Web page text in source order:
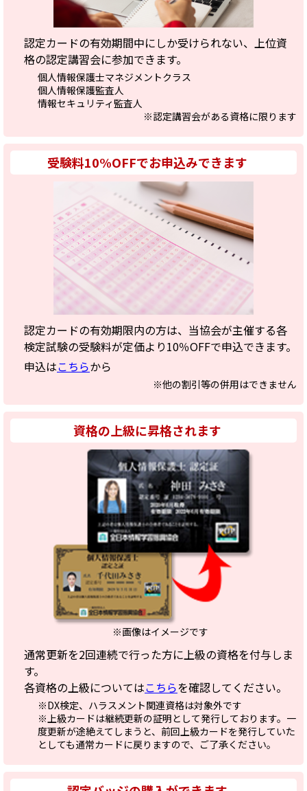
認定カードの有効期間中にしか受けられない、上位資
格の認定講習会に参加できます。
個人情報保護士マネジメントクラス
個人情報保護監査人
情報セキュリティ監査人
※認定講習会がある資格に限ります
受験料10%OFFでお申込みできます
認定カードの有効期限内の方は、当協会が主催する各
検定試験の受験料が定価より10％OFFで申込できます。
申込はこちらから
※他の割引等の併用はできません
資格の上級に昇格されます
※画像はイメージです
通常更新を2回連続で行った方に上級の資格を付与しま
す。
各資格の上級についてはこちらを確認してください。
※DX検定、ハラスメント関連資格は対象外です
※上級カードは継続更新の証明として発行しております。一
度更新が途絶えてしまうと、前回上級カードを発行していた
としても通常カードに戻りますので、ご了承ください。